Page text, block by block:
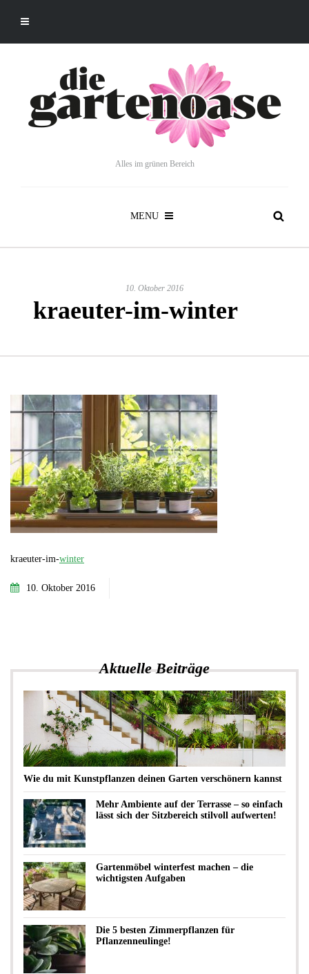
Alles im grünen Bereich
MENU
10. Oktober 2016
kraeuter-im-winter
kraeuter-im-winter
10. Oktober 2016
Aktuelle Beiträge
Wie du mit Kunstpflanzen deinen Garten verschönern kannst
Mehr Ambiente auf der Terrasse – so einfach
lässt sich der Sitzbereich stilvoll aufwerten!
Gartenmöbel winterfest machen – die
wichtigsten Aufgaben
Die 5 besten Zimmerpflanzen für
Pflanzenneulinge!